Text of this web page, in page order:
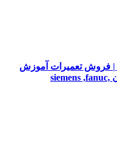
تکنوست TECHNOSET | فروش تعمیرات آموزش
برنامه نویسی cnc زیمنس فانوک هایدن siemens ,fanuc,